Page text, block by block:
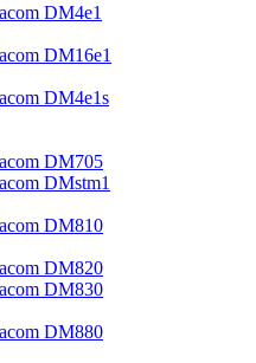
DM4e1
DM16e1
DM4e1s
DM705
DMstm1
DM810
DM820
DM830
DM880